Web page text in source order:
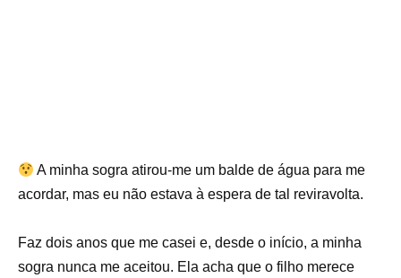
A minha sogra atirou-me um balde de água para me
acordar, mas eu não estava à espera de tal reviravolta.
Faz dois anos que me casei e, desde o início, a minha
sogra nunca me aceitou. Ela acha que o filho merece